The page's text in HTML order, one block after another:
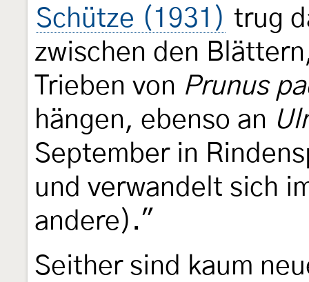
Schütze (1931) trug
zwischen den
Trieben von Prunus
hängen, ebenso an
September in
und verwandelt sich
andere)."
Seither sind kaum